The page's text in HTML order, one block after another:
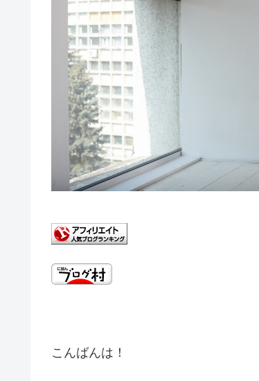
こんばんは！